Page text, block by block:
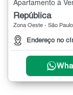
Apartamento à
República
Zona Oeste - São Paulo
Endereço no